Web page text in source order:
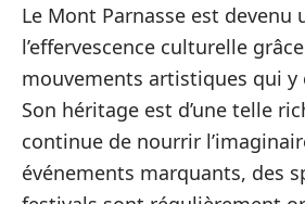
Le Mont Parnasse est devenu
l’effervescence culturelle
mouvements artistiques qui y
Son héritage est d’une telle
continue de nourrir
événements marquants, des